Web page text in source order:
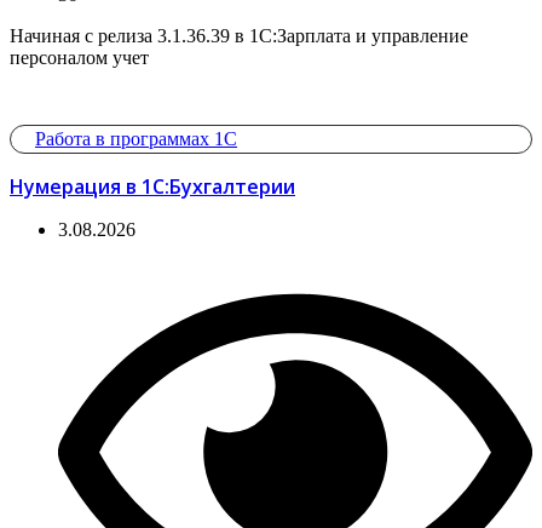
Начиная с релиза 3.1.36.39 в 1С:Зарплата и управление
персоналом учет
Работа в программах 1С
Нумерация в 1С:Бухгалтерии
3.08.2026